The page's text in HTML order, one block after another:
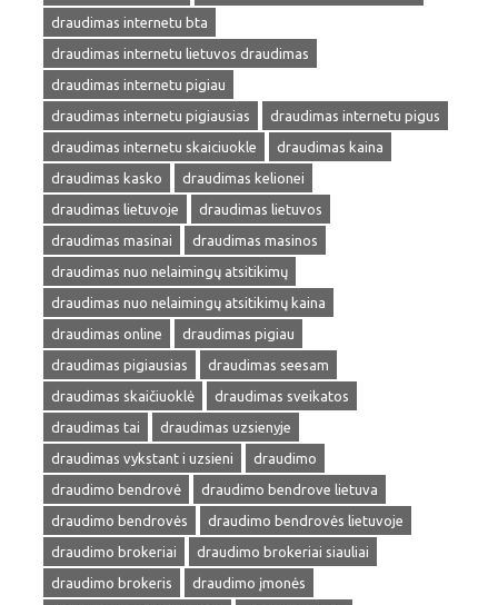
draudimas internetu bta
draudimas internetu lietuvos draudimas
draudimas internetu pigiau
draudimas internetu pigiausias
draudimas internetu pigus
draudimas internetu skaiciuokle
draudimas kaina
draudimas kasko
draudimas kelionei
draudimas lietuvoje
draudimas lietuvos
draudimas masinai
draudimas masinos
draudimas nuo nelaimingų atsitikimų
draudimas nuo nelaimingų atsitikimų kaina
draudimas online
draudimas pigiau
draudimas pigiausias
draudimas seesam
draudimas skaičiuoklė
draudimas sveikatos
draudimas tai
draudimas uzsienyje
draudimas vykstant i uzsieni
draudimo
draudimo bendrovė
draudimo bendrove lietuva
draudimo bendrovės
draudimo bendrovės lietuvoje
draudimo brokeriai
draudimo brokeriai siauliai
draudimo brokeris
draudimo įmonės